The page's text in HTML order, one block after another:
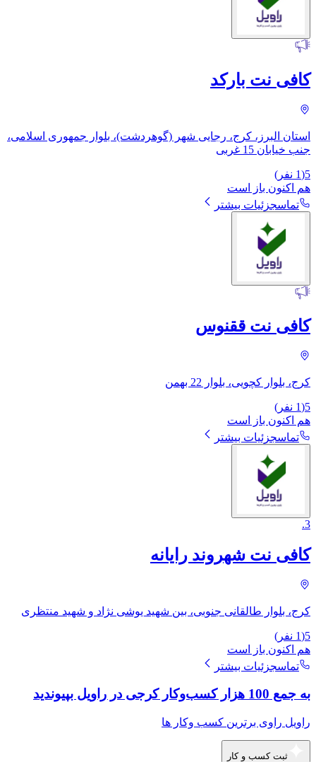
کافی نت بارکد
استان البرز، کرج، رجایی شهر (گوهردشت)، بلوار جمهوری اسلامی،
جنب خیابان 15 غربی
5
(
1 نفر)
هم اکنون باز است
تماسجزئیات بیشتر
کافی نت ققنوس
کرج، بلوار کچویی، بلوار 22 بهمن
5
(
1 نفر)
هم اکنون باز است
تماسجزئیات بیشتر
3
.
کافی نت شهروند رایانه
کرج، بلوار طالقانی جنوبی، بین شهید یوشی نژاد و شهید منتظری
5
(
1 نفر)
هم اکنون باز است
تماسجزئیات بیشتر
به جمع 100 هزار کسب‌وکار کرجی در راویل بپیوندید
راویل راوی برترین کسب وکار ها
ثبت کسب و کار